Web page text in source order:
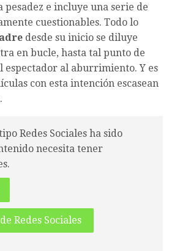
e incluye una serie de
cuestionables. Todo lo
desde su inicio se diluye
en bucle, hasta tal punto de
espectador al aburrimiento. Y es
con esta intención escasean
Redes Sociales ha sido
necesita tener
Redes Sociales